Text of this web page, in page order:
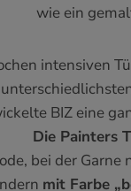
wie ein
intensiven
BIZ eine
Die Painters
bei der
mit Farbe